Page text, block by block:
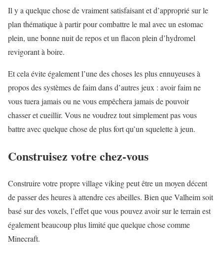
Il y a quelque chose de vraiment satisfaisant et d’approprié sur le
plan thématique à partir pour combattre le mal avec un estomac
plein, une bonne nuit de repos et un flacon plein d’hydromel
revigorant à boire.
Et cela évite également l’une des choses les plus ennuyeuses à
propos des systèmes de faim dans d’autres jeux : avoir faim ne
vous tuera jamais ou ne vous empêchera jamais de pouvoir
chasser et cueillir. Vous ne voudrez tout simplement pas vous
battre avec quelque chose de plus fort qu’un squelette à jeun.
Construisez votre chez-vous
Construire votre propre village viking peut être un moyen décent
de passer des heures à attendre ces abeilles. Bien que Valheim soit
basé sur des voxels, l’effet que vous pouvez avoir sur le terrain est
également beaucoup plus limité que quelque chose comme
Minecraft.